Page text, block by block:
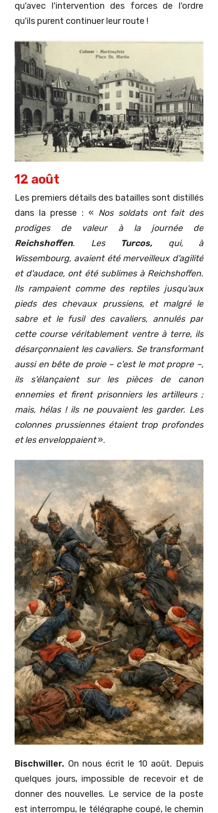
qu'avec l'intervention des forces de l'ordre
qu'ils purent continuer leur route !
12 août
Les premiers détails des batailles sont distillés
dans la presse : « Nos soldats ont fait des
prodiges de valeur à la journée de
Reichshoffen. Les Turcos, qui, à
Wissembourg, avaient été merveilleux d'agilité
et d'audace, ont été sublimes à Reichshoffen.
Ils rampaient comme des reptiles jusqu'aux
pieds des chevaux prussiens, et malgré le
sabre et le fusil des cavaliers, annulés par
cette course véritablement ventre à terre, ils
désarçonnaient les cavaliers. Se transformant
aussi en bête de proie – c'est le mot propre –,
ils s'élançaient sur les pièces de canon
ennemies et firent prisonniers les artilleurs ;
mais, hélas ! ils ne pouvaient les garder. Les
colonnes prussiennes étaient trop profondes
et les enveloppaient».
Bischwiller. On nous écrit le 10 août. Depuis
quelques jours, impossible de recevoir et de
donner des nouvelles. Le service de la poste
est interrompu, le télégraphe coupé, le chemin